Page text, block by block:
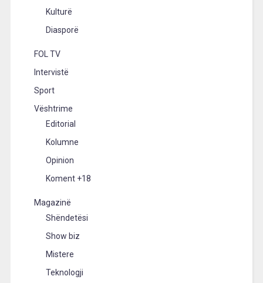
Kulturë
Diasporë
FOL TV
Intervistë
Sport
Vështrime
Editorial
Kolumne
Opinion
Koment +18
Magazinë
Shëndetësi
Show biz
Mistere
Teknologji